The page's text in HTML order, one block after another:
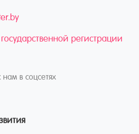
регистрации
нам в соцсетях